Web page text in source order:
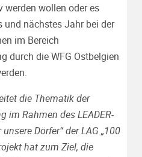
werden wollen oder es
und nächstes Jahr bei der
im Bereich
durch die WFG Ostbelgien
die Thematik der
im Rahmen des LEADER-
Dörfer“ der LAG „100
hat zum Ziel, die